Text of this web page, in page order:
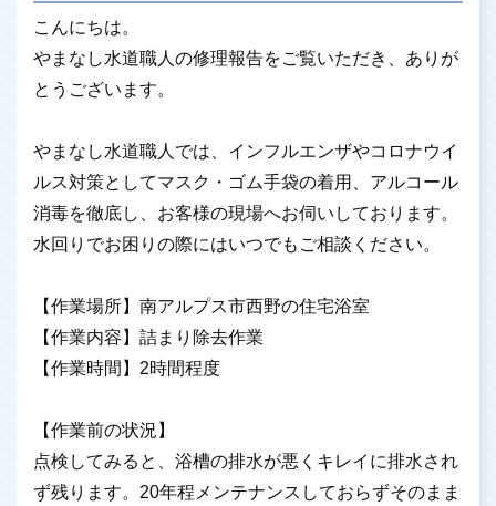
こんにちは。
やまなし水道職人の修理報告をご覧いただき、ありが
とうございます。
やまなし水道職人では、インフルエンザやコロナウイ
ルス対策としてマスク・ゴム手袋の着用、アルコール
消毒を徹底し、お客様の現場へお伺いしております。
水回りでお困りの際にはいつでもご相談ください。
【作業場所】南アルプス市西野の住宅浴室
【作業内容】詰まり除去作業
【作業時間】2時間程度
【作業前の状況】
点検してみると、浴槽の排水が悪くキレイに排水され
ず残ります。20年程メンテナンスしておらずそのまま